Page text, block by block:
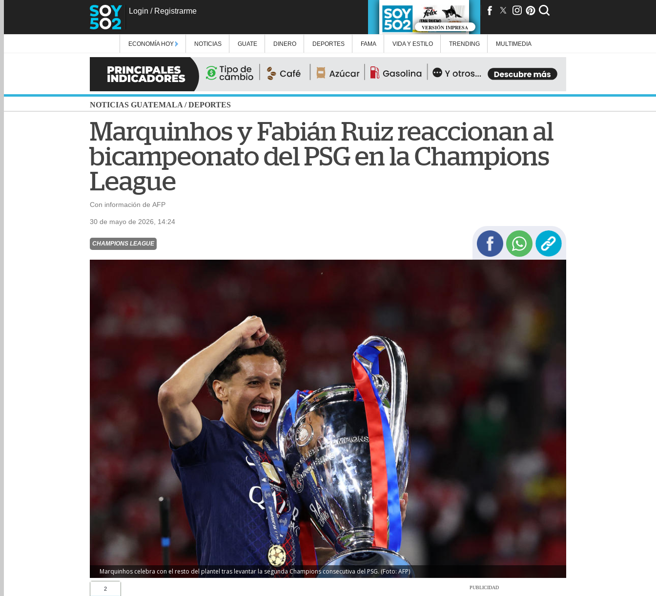
Login / Registrarme
VERSIÓN IMPRESA
ECONOMÍA HOY NOTICIAS GUATE DINERO DEPORTES FAMA VIDA Y ESTILO TRENDING MULTIMEDIA
NOTICIAS GUATEMALA /DEPORTES
Marquinhos y Fabián Ruiz reaccionan al
bicampeonato del PSG en la Champions
League
Con información de AFP
30 de mayo de 2026, 14:24
CHAMPIONS LEAGUE
Marquinhos celebra con el resto del plantel tras levantar la segunda Champions consecutiva del PSG. (Foto: AFP)
2 PUBLICIDAD